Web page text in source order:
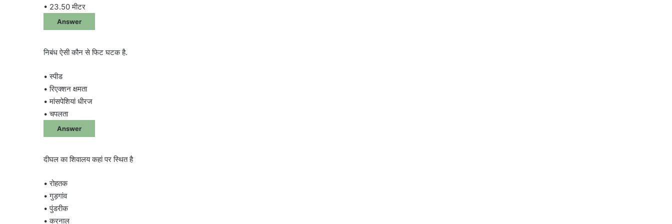
• 23.50 मीटर
Answer
निबंध ऐसी कौन से फिट घटक है.
• स्पीड
• रिएक्शन क्षमता
• मांसपेशियां धीरज
• चपलता
Answer
दीघल का शिवालय कहां पर स्थित है
• रोहतक
• गुड़गांव
• पुंडरीक
• करनाल